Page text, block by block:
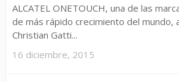
ALCATEL ONETOUCH, una de las
de más rápido crecimiento del mundo,
Christian Gatti...
16 diciembre, 2015